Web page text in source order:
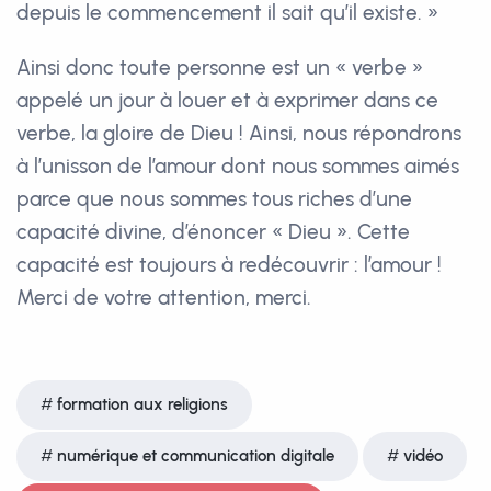
depuis le commencement il sait qu’il existe. »
Ainsi donc toute personne est un « verbe »
appelé un jour à louer et à exprimer dans ce
verbe, la gloire de Dieu ! Ainsi, nous répondrons
à l’unisson de l’amour dont nous sommes aimés
parce que nous sommes tous riches d’une
capacité divine, d’énoncer « Dieu ». Cette
capacité est toujours à redécouvrir : l’amour !
Merci de votre attention, merci.
formation aux religions
numérique et communication digitale vidéo